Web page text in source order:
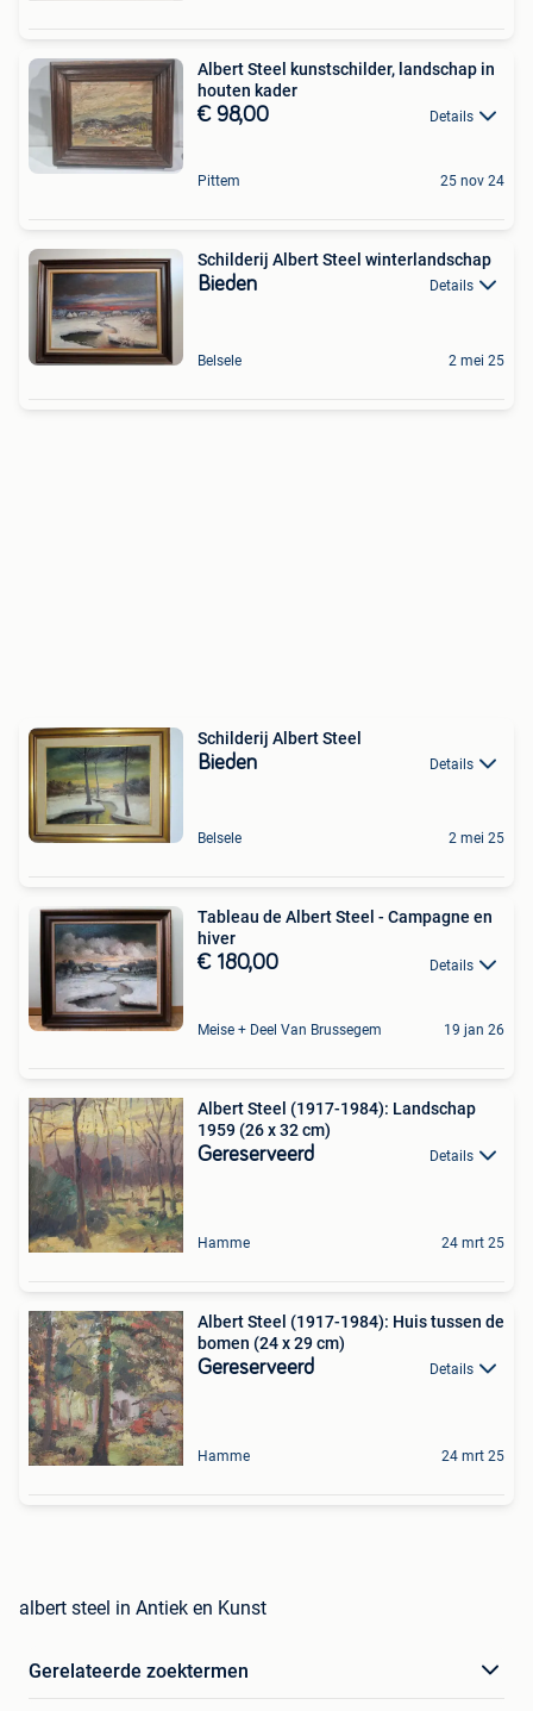
Albert Steel kunstschilder, landschap in
houten kader
€ 98,00 Details
Pittem 25 nov 24
Schilderij Albert Steel winterlandschap
Bieden Details
Belsele 2 mei 25
Schilderij Albert Steel
Bieden Details
Belsele 2 mei 25
Tableau de Albert Steel - Campagne en
hiver
€ 180,00 Details
Meise + Deel Van Brussegem 19 jan 26
Albert Steel (1917-1984): Landschap
1959 (26 x 32 cm)
Gereserveerd Details
Hamme 24 mrt 25
Albert Steel (1917-1984): Huis tussen de
bomen (24 x 29 cm)
Gereserveerd Details
Hamme 24 mrt 25
albert steel in Antiek en Kunst
Gerelateerde zoektermen